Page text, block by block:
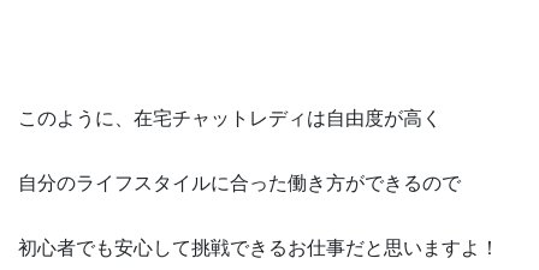
このように、在宅チャットレディは自由度が高く
自分のライフスタイルに合った働き方ができるので
初心者でも安心して挑戦できるお仕事だと思いますよ！